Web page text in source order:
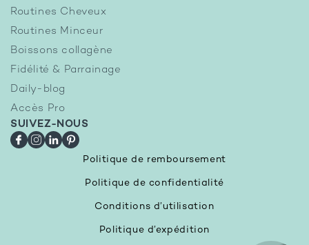
Routines Cheveux
Routines Minceur
Boissons collagène
Fidélité & Parrainage
Daily-blog
Accès Pro
SUIVEZ-NOUS
Facebook
Instagram
LinkedIn
Pinterest
Politique de remboursement
Politique de confidentialité
Conditions d’utilisation
Politique d’expédition